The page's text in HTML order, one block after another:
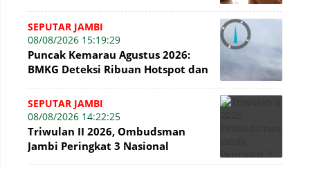
SEPUTAR JAMBI
08/08/2026 15:19:29
Puncak Kemarau Agustus 2026:
BMKG Deteksi Ribuan Hotspot dan
SEPUTAR JAMBI
08/08/2026 14:22:25
Triwulan II 2026, Ombudsman
Jambi Peringkat 3 Nasional